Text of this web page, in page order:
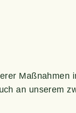
Maß­nah­men
an unse­rem